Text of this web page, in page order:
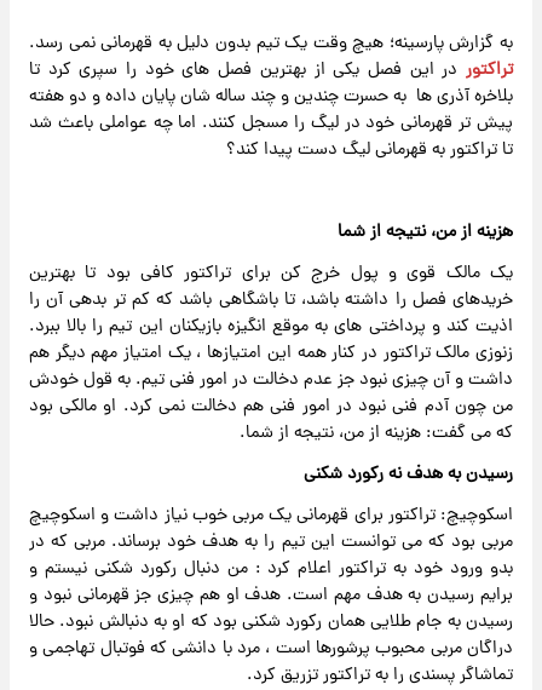
به گزارش پارسینه؛ هیچ وقت یک تیم بدون دلیل به قهرمانی نمی رسد.
تراکتور در این فصل یکی از بهترین فصل های خود را سپری کرد تا
بلاخره آذری ها به حسرت چندین و چند ساله شان پایان داده و دو هفته
پیش تر قهرمانی خود در لیگ را مسجل کنند. اما چه عواملی باعث شد
تا تراکتور به قهرمانی لیگ دست پیدا کند؟
هزینه از من، نتیجه از شما
یک مالک قوی و پول خرج کن برای تراکتور کافی بود تا بهترین
خریدهای فصل را داشته باشد، تا باشگاهی باشد که کم تر بدهی آن را
اذیت کند و پرداختی های به موقع انگیزه بازیکنان این تیم را بالا ببرد.
زنوزی مالک تراکتور در کنار همه این امتیازها ، یک امتیاز مهم دیگر هم
داشت و آن چیزی نبود جز عدم دخالت در امور فنی تیم. به قول خودش
من چون آدم فنی نبود در امور فنی هم دخالت نمی کرد. او مالکی بود
که می گفت: هزینه از من، نتیجه از شما.
رسیدن به هدف نه رکورد شکنی
اسکوچیچ: تراکتور برای قهرمانی یک مربی خوب نیاز داشت و اسکوچیچ
مربی بود که می توانست این تیم را به هدف خود برساند‌. مربی که در
بدو ورود خود به تراکتور اعلام کرد : من دنبال رکورد شکنی نیستم و
برایم رسیدن به هدف مهم است. هدف او هم چیزی جز قهرمانی نبود و
رسیدن به جام طلایی همان رکورد شکنی بود که او به دنبالش نبود. حالا
دراگان مربی محبوب پرشورها است ، مرد با دانشی که فوتبال تهاجمی و
تماشاگر پسندی را به تراکتور تزریق کرد.